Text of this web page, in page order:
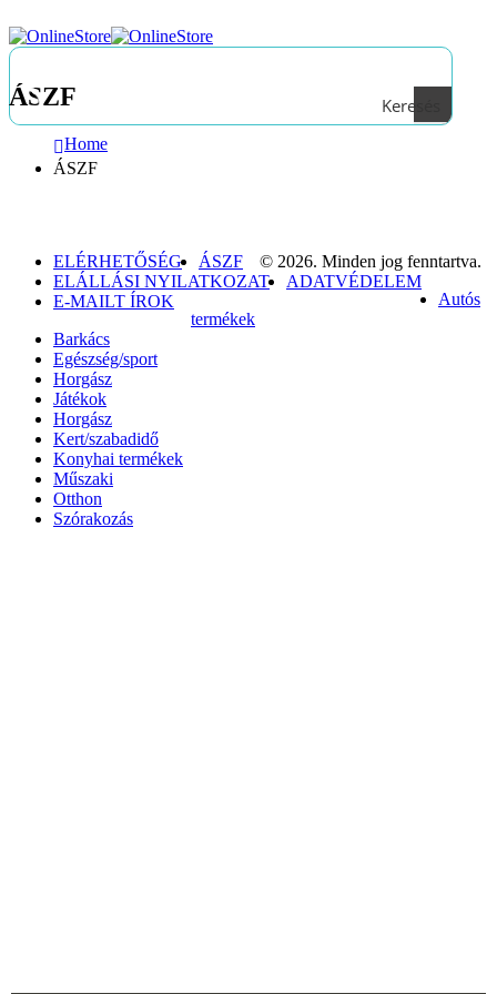
Keresés
ÁSZF
Home
ÁSZF
ELÉRHETŐSÉG
ÁSZF
ELÁLLÁSI NYILATKOZAT
ADATVÉDELEM
E-MAILT ÍROK
© 2026. Minden jog fenntartva.
Autós
termékek
Barkács
Egészség/sport
Horgász
Játékok
Horgász
Kert/szabadidő
Konyhai termékek
Műszaki
Otthon
Szórakozás